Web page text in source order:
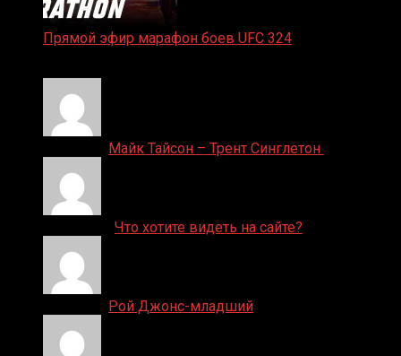
Прямой эфир марафон боев UFC 324
Майк Тайсон – Трент Синглетон
Что хотите видеть на сайте?
Рой Джонс-младший